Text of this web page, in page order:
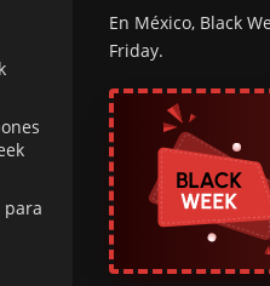
para
En México, Black
Friday.